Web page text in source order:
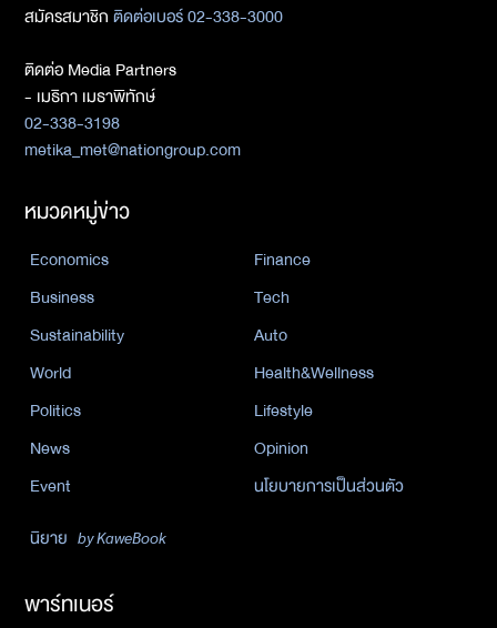
สมัครสมาชิกติดต่อเบอร์ 02-338-3000
ติดต่อ Media Partners
- เมธิกา เมธาพิทักษ์
02-338-3198
metika_met@nationgroup.com
หมวดหมู่ข่าว
Economics
Finance
Business
Tech
Sustainability
Auto
World
Health&Wellness
Politics
Lifestyle
News
Opinion
Event
นโยบายการเป็นส่วนตัว
นิยาย by KaweBook
พาร์ทเนอร์